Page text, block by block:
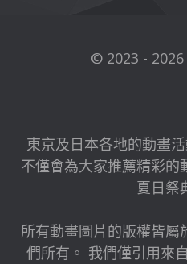
© 2023 -
東京及日本各地的動畫
不僅會為大家推薦精彩的
夏日祭
所有動畫圖片的版權皆
們所有。 我們僅引用來